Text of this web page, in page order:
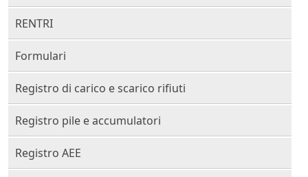
RENTRI
Formulari
Registro di carico e scarico rifiuti
Registro pile e accumulatori
Registro AEE